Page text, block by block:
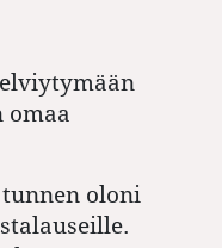
oloni